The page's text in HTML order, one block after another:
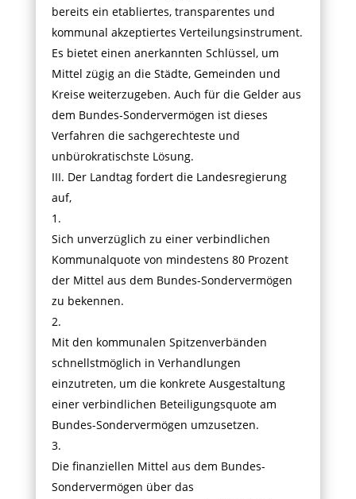
bereits ein etabliertes, transparentes und
kommunal akzeptiertes Verteilungsinstrument.
Es bietet einen anerkannten Schlüssel, um
Mittel zügig an die Städte, Gemeinden und
Kreise weiterzugeben. Auch für die Gelder aus
dem Bundes-Sondervermögen ist dieses
Verfahren die sachgerechteste und
unbürokratischste Lösung.
III. Der Landtag fordert die Landesregierung
auf,
1.
Sich unverzüglich zu einer verbindlichen
Kommunalquote von mindestens 80 Prozent
der Mittel aus dem Bundes-Sondervermögen
zu bekennen.
2.
Mit den kommunalen Spitzenverbänden
schnellstmöglich in Verhandlungen
einzutreten, um die konkrete Ausgestaltung
einer verbindlichen Beteiligungsquote am
Bundes-Sondervermögen umzusetzen.
3.
Die finanziellen Mittel aus dem Bundes-
Sondervermögen über das